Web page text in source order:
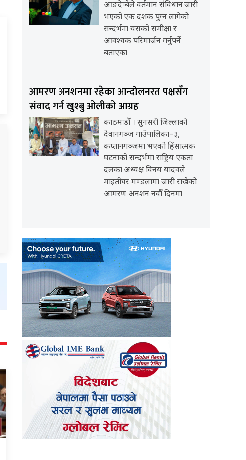
आङदेम्बेले वर्तमान संविधान जारी
भएको एक दशक पुग्न लागेको
सन्दर्भमा यसको समीक्षा र
आवश्यक परिमार्जन गर्नुपर्ने
बताएका
आमरण अनशनमा रहेका आन्दोलनरत पक्षसँग
संवाद गर्न खुश्बु ओलीको आग्रह
काठमाडौँ । सुनसरी जिल्लाको
देवानगञ्ज गाउँपालिका–३,
कप्तानगञ्जमा भएको हिंसात्मक
घटनाको सन्दर्भमा राष्ट्रिय एकता
दलका अध्यक्ष विनय यादवले
माइतीघर मण्डलामा जारी राखेको
आमरण अनशन नवौँ दिनमा